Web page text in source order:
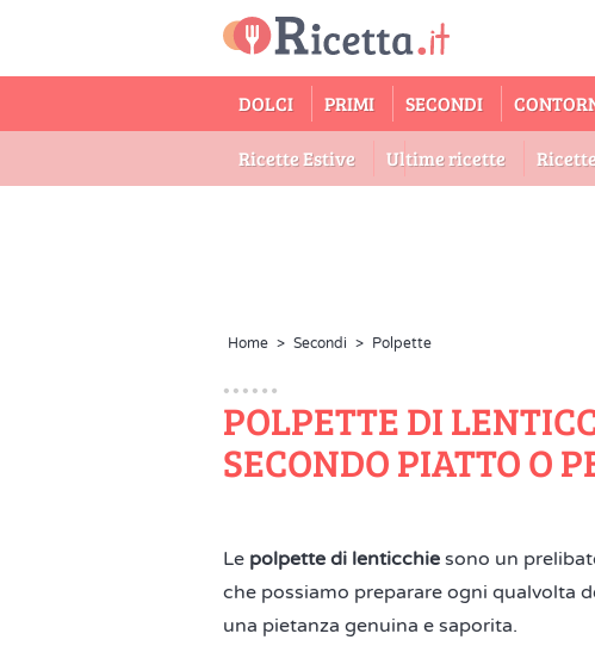
DOLCI PRIMI SECONDI
Ricette Estive Ultime ricette
Home > Secondi > Polpette
POLPETTE DI
SECONDO PIATTO O
Le polpette di lenticchie sono un
che possiamo preparare ogni qualvolta
una pietanza genuina e saporita.